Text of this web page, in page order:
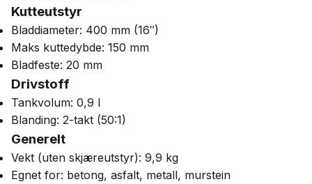
Kutteutstyr
Bladdiameter: 400 mm (16″)
Maks kuttedybde: 150 mm
Bladfeste: 20 mm
Drivstoff
Tankvolum: 0,9 l
Blanding: 2-takt (50:1)
Generelt
Vekt (uten skjæreutstyr): 9,9 kg
Egnet for: betong, asfalt, metall, murstein